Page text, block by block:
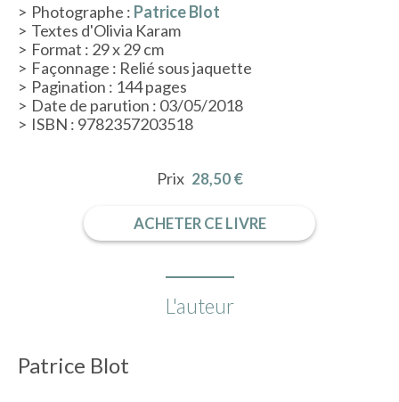
Photographe : Patrice Blot
Textes d'Olivia Karam
Format : 29 x 29 cm
Façonnage : Relié sous jaquette
Pagination : 144 pages
Date de parution : 03/05/2018
ISBN : 9782357203518
Prix 28,50 €
ACHETER CE LIVRE
L'auteur
Patrice Blot